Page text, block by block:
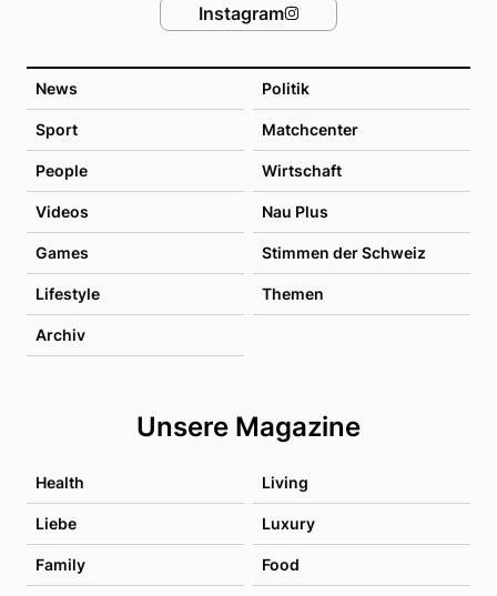
News Politik
Sport Matchcenter
People Wirtschaft
Videos Nau Plus
Games Stimmen der Schweiz
Lifestyle Themen
Archiv
Unsere Magazine
Health Living
Liebe Luxury
Family Food
Instagram